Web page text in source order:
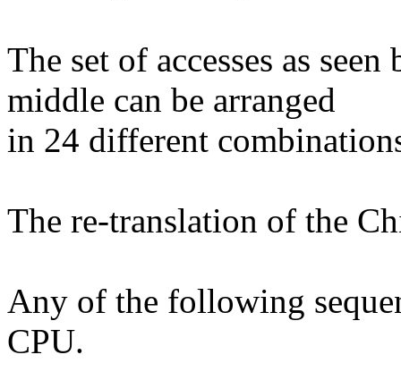
The set of accesses as
middle can be arranged
in 24 different
The re-translation of the
Any of the following
CPU.